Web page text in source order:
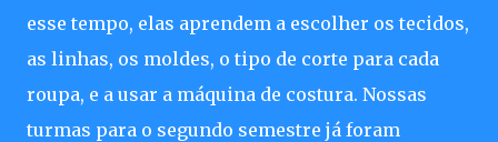
esse tempo, elas aprendem a escolher os tecidos,
as linhas, os moldes, o tipo de corte para cada
roupa, e a usar a máquina de costura. Nossas
turmas para o segundo semestre já foram